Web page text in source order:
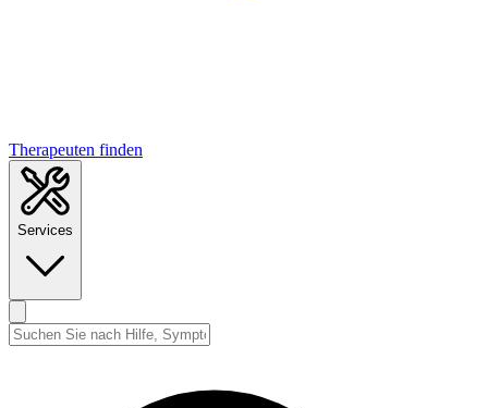
Therapeuten finden
Services